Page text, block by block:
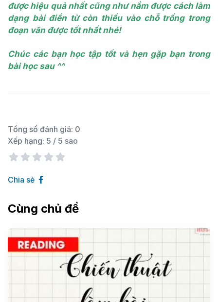
được hiệu quả nhất cũng như nắm được cách làm
dạng bài điền từ còn thiếu vào chỗ trống trong
đoạn văn được tốt nhất nhé!
Chúc các bạn học tập tốt và hẹn gặp bạn trong
bài học sau ^^
Tổng số đánh giá: 0
Xếp hạng: 5 / 5 sao
Chia sẻ
Cùng chủ đề